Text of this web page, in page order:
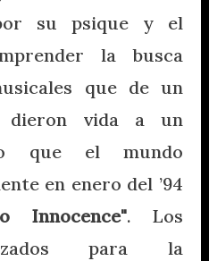
su psique y el
la busca
que de un
dieron vida a un
que el mundo
en enero del ’94
Innocence". Los
para la